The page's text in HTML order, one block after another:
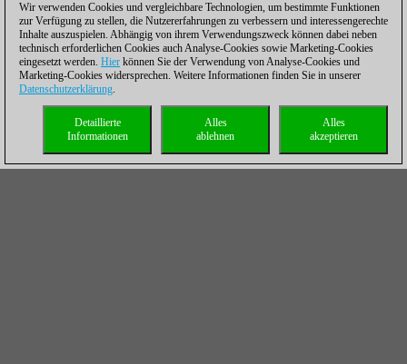
Wir verwenden Cookies und vergleichbare Technologien, um bestimmte Funktionen
zur Verfügung zu stellen, die Nutzererfahrungen zu verbessern und interessengerechte
Inhalte auszuspielen. Abhängig von ihrem Verwendungszweck können dabei neben
technisch erforderlichen Cookies auch Analyse-Cookies sowie Marketing-Cookies
eingesetzt werden. Hier können Sie der Verwendung von Analyse-Cookies und
Marketing-Cookies widersprechen. Weitere Informationen finden Sie in unserer
Datenschutzerklärung.
Alles
akzeptieren
Alles
ablehnen
Detaillierte
Informationen